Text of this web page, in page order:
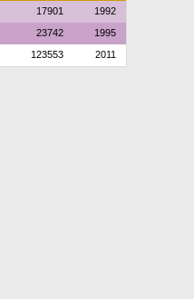
17901 1992
23742 1995
123553 2011